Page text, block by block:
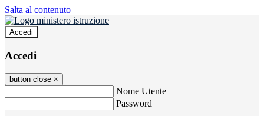
Salta al contenuto
Accedi
Accedi
button close ×
Nome Utente
Password